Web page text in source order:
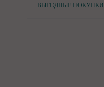
ВЫГОДНЫЕ ПОКУПКИ